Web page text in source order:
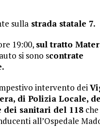
sullastrada statale 7.
19:00, sul tratto
si sono scontrate
intervento dei
di Polizia Locale,
dei sanitari del 118che
all’Ospedale